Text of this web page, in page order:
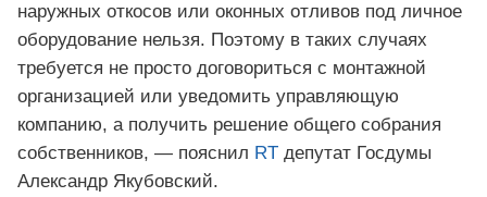
наружных откосов или оконных отливов под личное
оборудование нельзя. Поэтому в таких случаях
требуется не просто договориться с монтажной
организацией или уведомить управляющую
компанию, а получить решение общего собрания
собственников, — пояснил RT депутат Госдумы
Александр Якубовский.